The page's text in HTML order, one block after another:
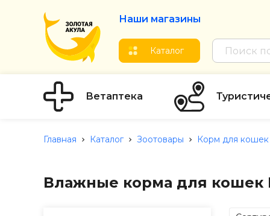
Наши магазины
Каталог
Ветаптека
Главная Каталог Зоотовары Корм для кошек
Влажные корма для кошек